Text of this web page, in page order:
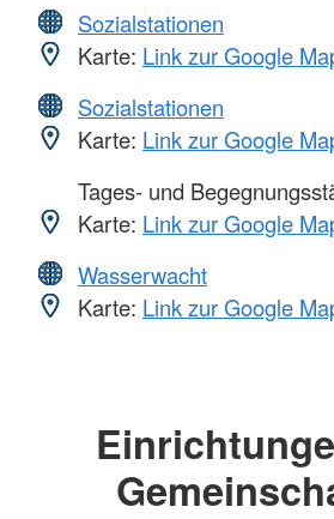
Sozialstationen
Karte: Link zur Google
Sozialstationen
Karte: Link zur Google
Tages- und
Karte: Link zur Google
Wasserwacht
Karte: Link zur Google